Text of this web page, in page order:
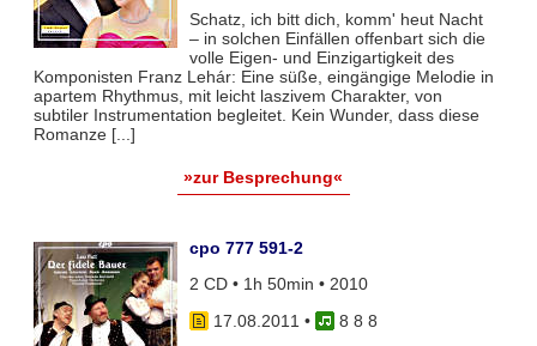
Schatz, ich bitt dich, komm' heut Nacht
– in solchen Einfällen offenbart sich die
volle Eigen- und Einzigartigkeit des
Komponisten Franz Lehár: Eine süße, eingängige Melodie in
apartem Rhythmus, mit leicht laszivem Charakter, von
subtiler Instrumentation begleitet. Kein Wunder, dass diese
Romanze [...]
»zur Besprechung«
cpo 777 591-2
2 CD • 1h 50min • 2010
17.08.2011 •
8 8 8